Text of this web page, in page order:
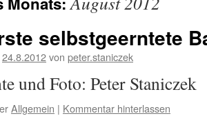
selbstgeerntete
24.8.2012von peter.staniczek
und Foto: Peter Staniczek
Allgemein | Kommentar hinterlassen